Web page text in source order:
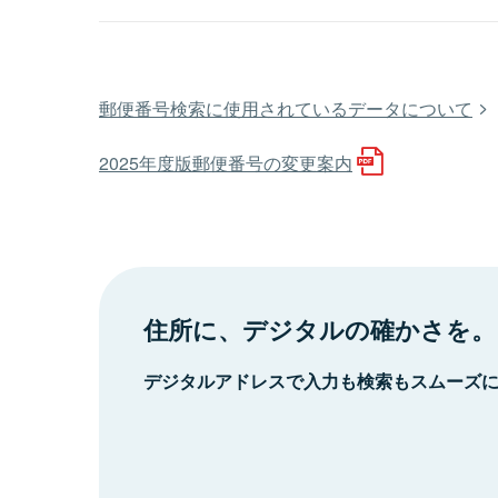
郵便番号検索に使用されているデータについて
2025年度版郵便番号の変更案内
住所に、デジタルの確かさを。
デジタルアドレスで入力も検索もスムーズ